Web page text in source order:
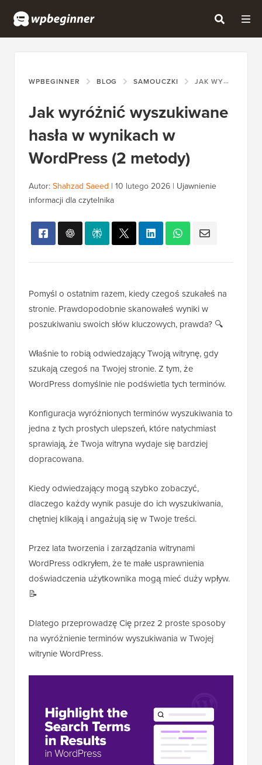
WPBEGINNER BLOG SAMOUCZKI JAK WYRÓŻNIĆ WYSZUKIWANE HASŁA W WYNIKACH W WORDPRESS (2 METODY)
Jak wyróżnić wyszukiwane
hasła w wynikach w
WordPress (2 metody)
Autor: Shahzad Saeed | 10 lutego 2026 | Ujawnienie
informacji dla czytelnika
Pomyśl o ostatnim razem, kiedy czegoś szukałeś na
stronie. Prawdopodobnie skanowałeś wyniki w
poszukiwaniu swoich słów kluczowych, prawda? 🔍
Właśnie to robią odwiedzający Twoją witrynę, gdy
szukają czegoś na Twojej stronie. Z tym, że
WordPress domyślnie nie podświetla tych terminów.
Konfiguracja wyróżnionych terminów wyszukiwania to
jedna z tych prostych ulepszeń, które natychmiast
sprawiają, że Twoja witryna wydaje się bardziej
dopracowana.
Kiedy odwiedzający mogą szybko zobaczyć,
dlaczego każdy wynik pasuje do ich wyszukiwania,
chętniej klikają i angażują się w Twoje treści.
Przez lata tworzenia i zarządzania witrynami
WordPress odkryłem, że te małe usprawnienia
doświadczenia użytkownika mogą mieć duży wpływ.
📝
Dlatego przeprowadzę Cię przez 2 proste sposoby
na wyróżnienie terminów wyszukiwania w Twojej
witrynie WordPress.